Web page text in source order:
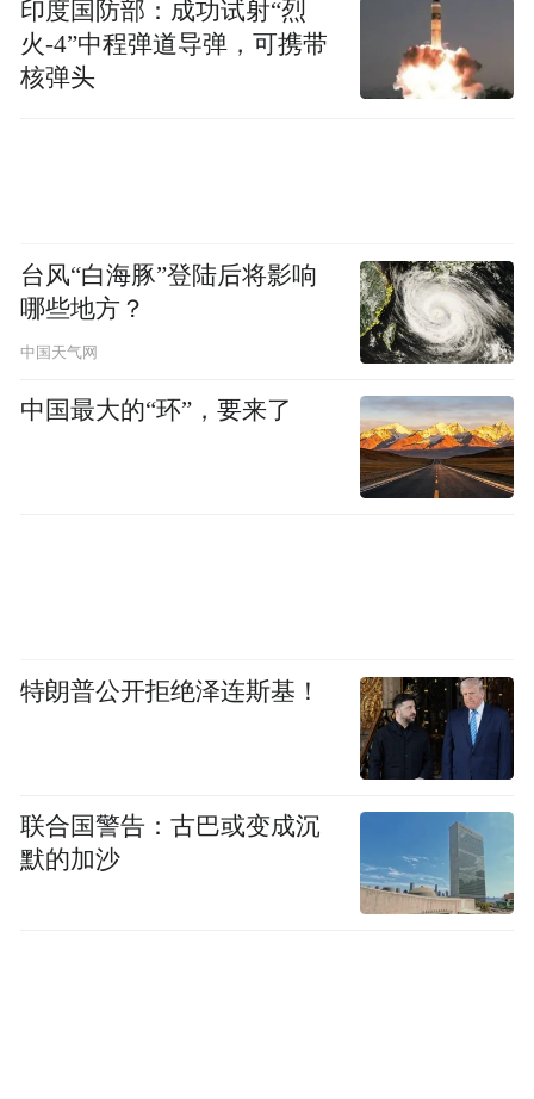
印度国防部：成功试射“烈
火-4”中程弹道导弹，可携带
核弹头
台风“白海豚”登陆后将影响
哪些地方？
中国天气网
中国最大的“环”，要来了
特朗普公开拒绝泽连斯基！
联合国警告：古巴或变成沉
默的加沙